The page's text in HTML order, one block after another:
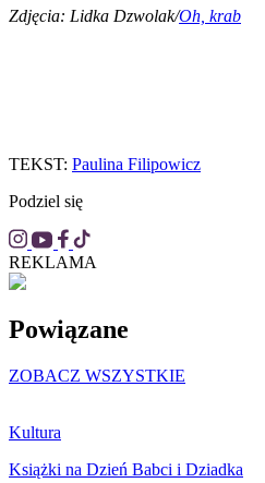
Zdjęcia: Lidka Dzwolak/Oh, krab
TEKST: Paulina Filipowicz
Podziel się
REKLAMA
Powiązane
ZOBACZ WSZYSTKIE
Kultura
Książki na Dzień Babci i Dziadka